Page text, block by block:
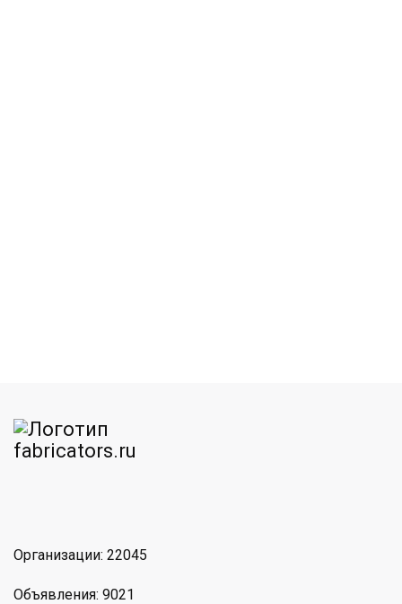
Организации: 22045
Объявления: 9021